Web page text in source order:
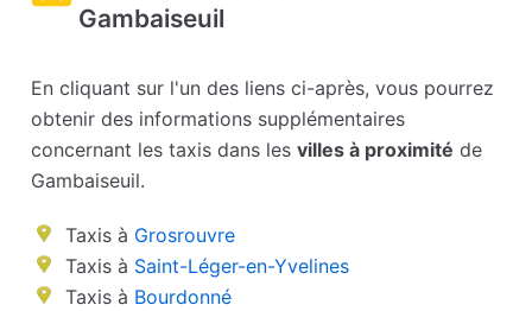
Gambaiseuil
En cliquant sur l'un des liens ci-après, vous pourrez
obtenir des informations supplémentaires
concernant les taxis dans lesvilles à proximité de
Gambaiseuil.
Taxis à Grosrouvre
Taxis à Saint-Léger-en-Yvelines
Taxis à Bourdonné